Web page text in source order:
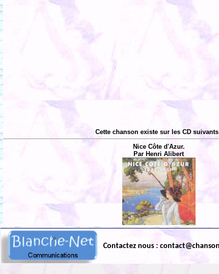
Cette chanson existe sur les CD
Nice Côte d'Azur.
Par Henri Alibert
Contactez nous :